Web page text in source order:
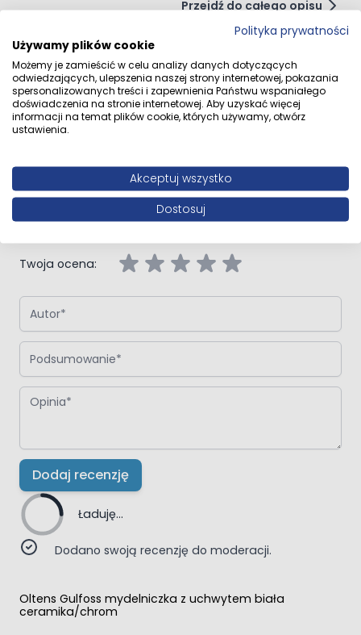
Przejdź do całego opisu
Opinie klientów
Napisz własną recenzję
Napisz opinię o produkcie:Oltens Gulfoss mydelniczka z
uchwytem biała ceramika/chrom
Twoja ocena:
Autor
Podsumowanie
Opinia
Dodaj recenzję
Ładuję...
Dodano swoją recenzję do moderacji.
Oltens Gulfoss mydelniczka z uchwytem biała
ceramika/chrom
Polityka prywatności
Używamy plików cookie
Możemy je zamieścić w celu analizy danych dotyczących
odwiedzających, ulepszenia naszej strony internetowej, pokazania
spersonalizowanych treści i zapewnienia Państwu wspaniałego
doświadczenia na stronie internetowej. Aby uzyskać więcej
informacji na temat plików cookie, których używamy, otwórz
ustawienia.
Akceptuj wszystko
Dostosuj